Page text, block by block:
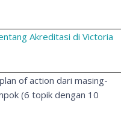
Akreditasi di Victoria
of action dari masing-
(6 topik dengan 10